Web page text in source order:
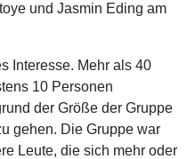
und Jasmin Eding am
Interesse. Mehr als 40
10 Personen
der Größe der Gruppe
gehen. Die Gruppe war
Leute, die sich mehr oder